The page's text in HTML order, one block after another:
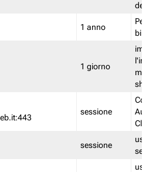
dei
1 anno
1 giorno
shp
sessione
sessione